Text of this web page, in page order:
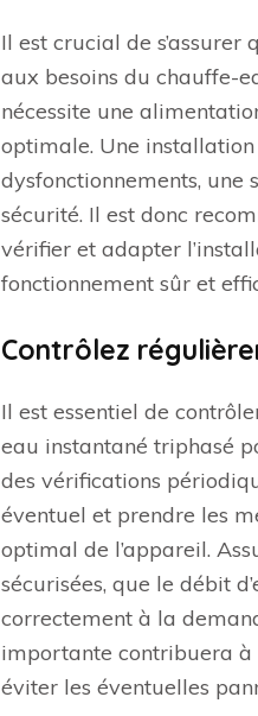
Il est crucial de
aux besoins du chauffe-
nécessite une
optimale. Une
dysfonctionnements, une
sécurité. Il est donc
vérifier et adapter
fonctionnement sûr et
Contrôlez
Il est essentiel de
eau instantané triphasé
des vérifications
éventuel et prendre les
optimal de l’appareil.
sécurisées, que le débit
correctement à la
importante contribuera à
éviter les éventuelles